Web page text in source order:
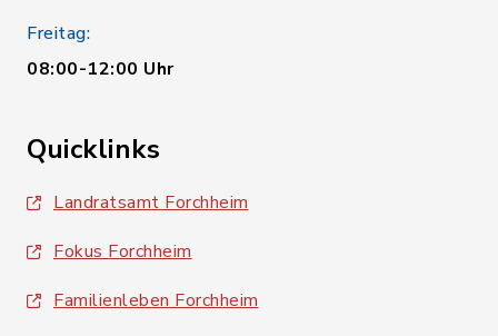
Freitag:
08:00-12:00 Uhr
Quicklinks
Landratsamt Forchheim
Fokus Forchheim
Familienleben Forchheim